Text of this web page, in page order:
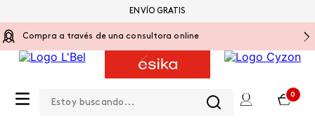
Compra a través de una consultora online
0
ENVÍO GRATIS